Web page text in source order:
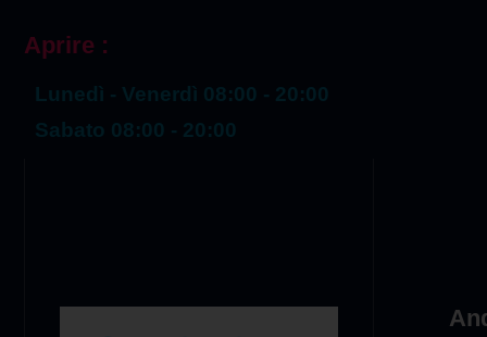
Aprire :
Lunedì - Venerdì 08:00 - 20:00
Sabato 08:00 - 20:00